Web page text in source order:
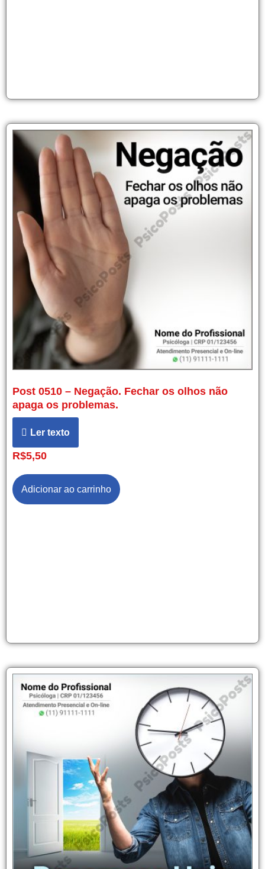
Post 0510 – Negação. Fechar os olhos não
apaga os problemas.
Ler texto
R$5,50
Adicionar ao carrinho